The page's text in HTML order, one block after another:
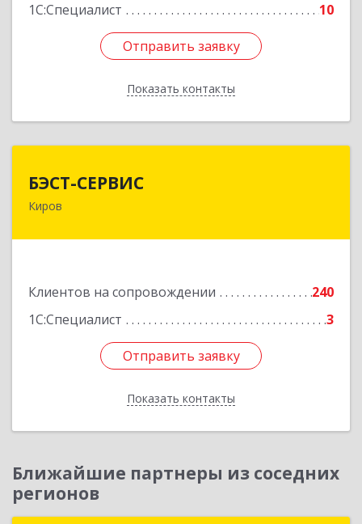
1С:Специалист
10
Отправить заявку
Показать контакты
Отправить заявку
Назад
БЭСТ-СЕРВИС
Киров
Клиентов на сопровождении
240
1С:Специалист
3
Отправить заявку
Показать контакты
Отправить заявку
Назад
Ближайшие партнеры из соседних
регионов